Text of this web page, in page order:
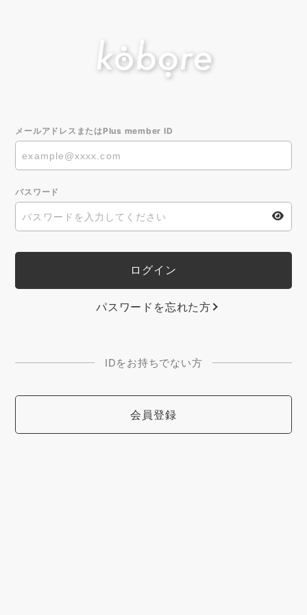
メールアドレスまたはPlus member ID
パスワード
パスワードを忘れた方
IDをお持ちでない方
会員登録